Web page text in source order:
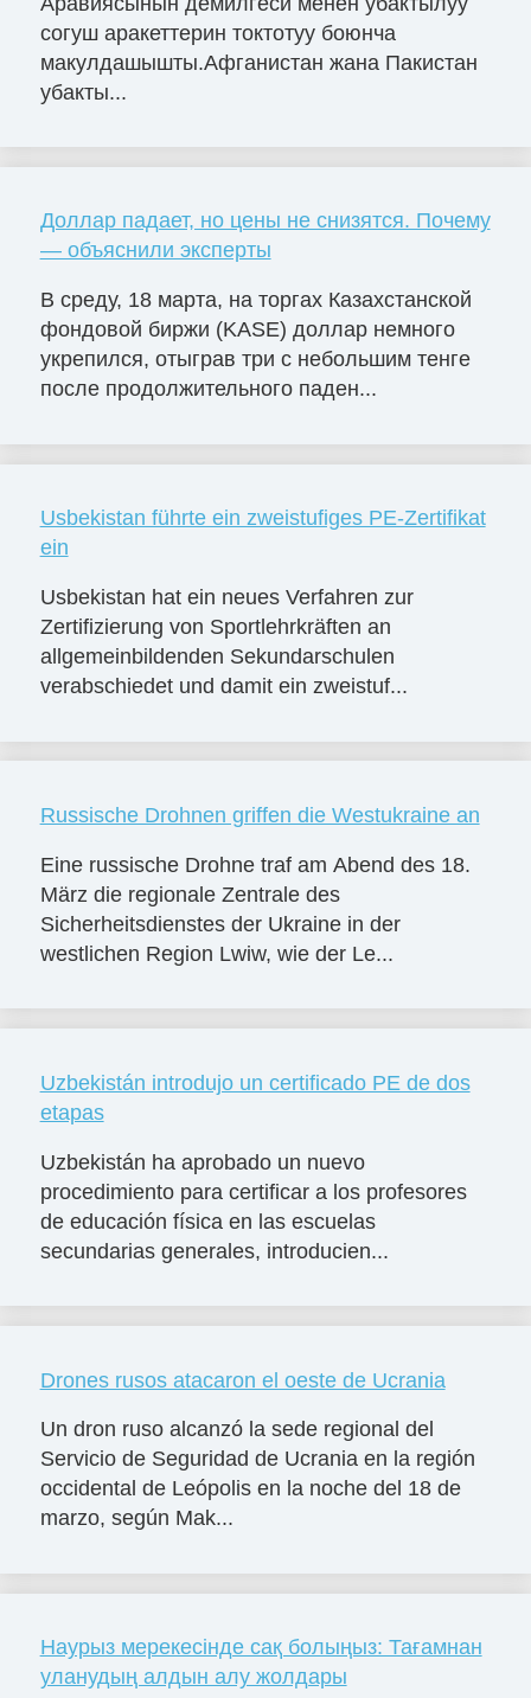
согуш аракеттерин токтотуу боюнча
макулдашышты.Афганистан жана Пакистан
убакты...
Доллар падает, но цены не снизятся. Почему
— объяснили эксперты
В среду, 18 марта, на торгах Казахстанской
фондовой биржи (KASE) доллар немного
укрепился, отыграв три с небольшим тенге
после продолжительного паден...
Usbekistan führte ein zweistufiges PE-Zertifikat
ein
Usbekistan hat ein neues Verfahren zur
Zertifizierung von Sportlehrkräften an
allgemeinbildenden Sekundarschulen
verabschiedet und damit ein zweistuf...
Russische Drohnen griffen die Westukraine an
Eine russische Drohne traf am Abend des 18.
März die regionale Zentrale des
Sicherheitsdienstes der Ukraine in der
westlichen Region Lwiw, wie der Le...
Uzbekistán introdujo un certificado PE de dos
etapas
Uzbekistán ha aprobado un nuevo
procedimiento para certificar a los profesores
de educación física en las escuelas
secundarias generales, introducien...
Drones rusos atacaron el oeste de Ucrania
Un dron ruso alcanzó la sede regional del
Servicio de Seguridad de Ucrania en la región
occidental de Leópolis en la noche del 18 de
marzo, según Mak...
Наурыз мерекесінде сақ болыңыз: Тағамнан
уланудың алдын алу жолдары